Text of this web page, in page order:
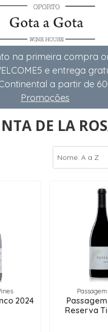
na primeira compra
e entrega
a partir de
Promoções
DE LA
2024
Reserva